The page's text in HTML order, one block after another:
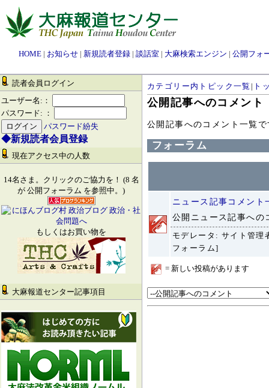
HOME | お知らせ | 新規読者登録 | 談話室 | 大麻検索エンジン | 公開フォ
読者会員ログイン
ユーザー名:：
パスワード: ：
パスワード紛失
◆新規読者会員登録
現在アクセス中の人数
14名さま。クリックのご協力を！ (8 名
が 公開フォーラム を参照中。)
もしくはお買い物を
大麻報道センター記事項目
カテゴリー内トピック一覧 | ト
公開記事へのコメント
公開記事へのコメント一覧で
フォーラム
ニュース記事コメント
公開ニュース記事への
モデレータ: サイト管理
フォーラム]
= 新しい投稿があります